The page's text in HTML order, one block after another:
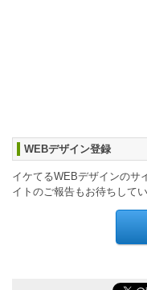
WEBデザイン登録
イケてるWEBデザインのサ
イトのご報告もお待ちしてい